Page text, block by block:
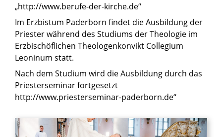
„http://www.berufe-der-kirche.de“
Im Erzbistum Paderborn findet die Ausbildung der
Priester während des Studiums der Theologie im
Erzbischöflichen Theologenkonvikt Collegium
Leoninum statt.
Nach dem Studium wird die Ausbildung durch das
Priesterseminar fortgesetzt
http://www.priesterseminar-paderborn.de“